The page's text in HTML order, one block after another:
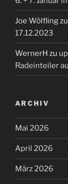
Joe Wölflingzu
17.12.2023
WernerH zu
Radeinteiler
ARCHIV
Mai 2026
April 2026
März 2026